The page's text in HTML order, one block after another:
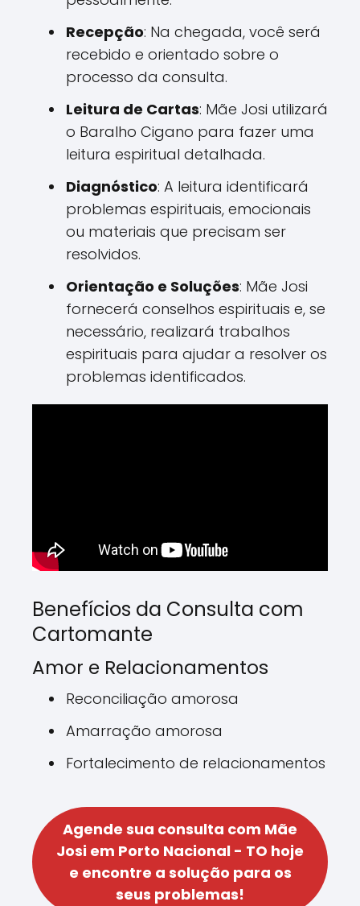
Recepção: Na chegada, você será
recebido e orientado sobre o
processo da consulta.
Leitura de Cartas: Mãe Josi utilizará
o Baralho Cigano para fazer uma
leitura espiritual detalhada.
Diagnóstico: A leitura identificará
problemas espirituais, emocionais
ou materiais que precisam ser
resolvidos.
Orientação e Soluções: Mãe Josi
fornecerá conselhos espirituais e, se
necessário, realizará trabalhos
espirituais para ajudar a resolver os
problemas identificados.
Benefícios da Consulta com
Cartomante
Amor e Relacionamentos
Reconciliação amorosa
Amarração amorosa
Fortalecimento de relacionamentos
Agende sua consulta com Mãe
Josi em Porto Nacional - TO hoje
e encontre a solução para os
seus problemas!